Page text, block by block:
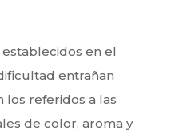
en el
entrañan
los referidos a las
de color, aroma y